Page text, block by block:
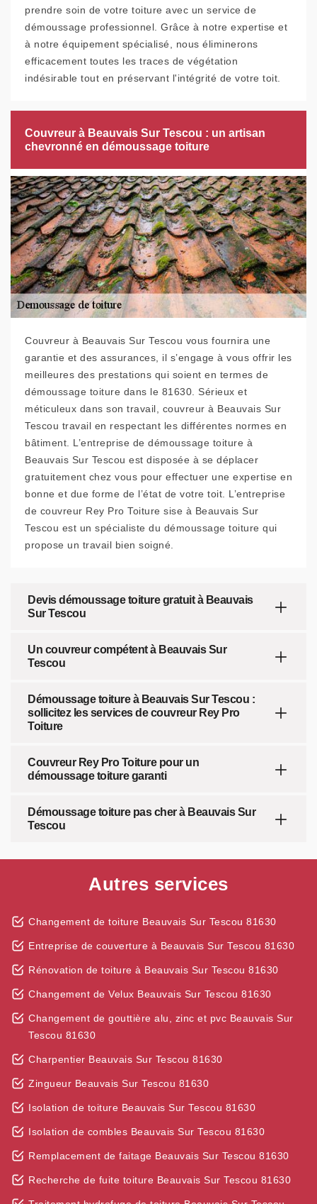
prendre soin de votre toiture avec un service de
démoussage professionnel. Grâce à notre expertise et
à notre équipement spécialisé, nous éliminerons
efficacement toutes les traces de végétation
indésirable tout en préservant l'intégrité de votre toit.
Couvreur à Beauvais Sur Tescou : un artisan
chevronné en démoussage toiture
Couvreur à Beauvais Sur Tescou vous fournira une
garantie et des assurances, il s’engage à vous offrir les
meilleures des prestations qui soient en termes de
démoussage toiture dans le 81630. Sérieux et
méticuleux dans son travail, couvreur à Beauvais Sur
Tescou travail en respectant les différentes normes en
bâtiment. L’entreprise de démoussage toiture à
Beauvais Sur Tescou est disposée à se déplacer
gratuitement chez vous pour effectuer une expertise en
bonne et due forme de l’état de votre toit. L’entreprise
de couvreur Rey Pro Toiture sise à Beauvais Sur
Tescou est un spécialiste du démoussage toiture qui
propose un travail bien soigné.
Devis démoussage toiture gratuit à Beauvais
Sur Tescou
Un couvreur compétent à Beauvais Sur
Tescou
Démoussage toiture à Beauvais Sur Tescou :
sollicitez les services de couvreur Rey Pro
Toiture
Couvreur Rey Pro Toiture pour un
démoussage toiture garanti
Démoussage toiture pas cher à Beauvais Sur
Tescou
Autres services
Changement de toiture Beauvais Sur Tescou 81630
Entreprise de couverture à Beauvais Sur Tescou 81630
Rénovation de toiture à Beauvais Sur Tescou 81630
Changement de Velux Beauvais Sur Tescou 81630
Changement de gouttière alu, zinc et pvc Beauvais Sur
Tescou 81630
Charpentier Beauvais Sur Tescou 81630
Zingueur Beauvais Sur Tescou 81630
Isolation de toiture Beauvais Sur Tescou 81630
Isolation de combles Beauvais Sur Tescou 81630
Remplacement de faitage Beauvais Sur Tescou 81630
Recherche de fuite toiture Beauvais Sur Tescou 81630